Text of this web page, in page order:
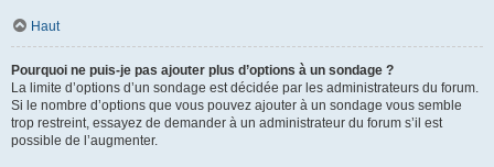
Haut
Pourquoi ne puis-je pas ajouter plus d’options à un sondage ?
La limite d’options d’un sondage est décidée par les administrateurs du forum.
Si le nombre d’options que vous pouvez ajouter à un sondage vous semble
trop restreint, essayez de demander à un administrateur du forum s’il est
possible de l’augmenter.